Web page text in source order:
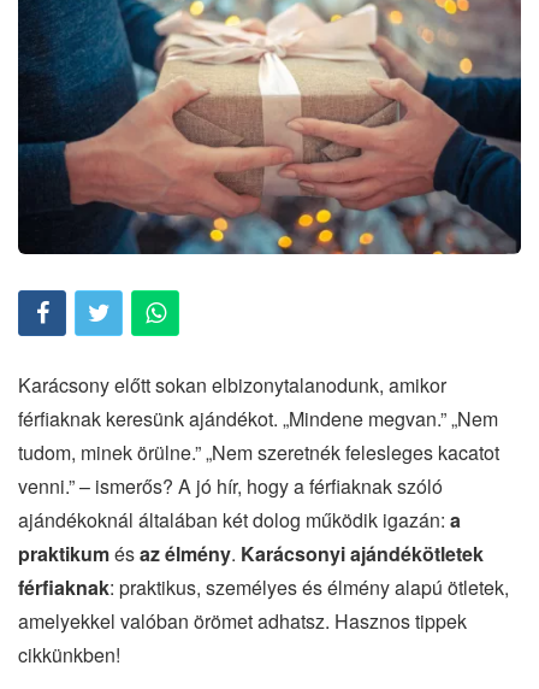
Karácsony előtt sokan elbizonytalanodunk, amikor
férfiaknak keresünk ajándékot. „Mindene megvan.” „Nem
tudom, minek örülne.” „Nem szeretnék felesleges kacatot
venni.” – ismerős? A jó hír, hogy a férfiaknak szóló
ajándékoknál általában két dolog működik igazán: a
praktikumésaz élmény. Karácsonyi ajándékötletek
férfiaknak: praktikus, személyes és élmény alapú ötletek,
amelyekkel valóban örömet adhatsz. Hasznos tippek
cikkünkben!